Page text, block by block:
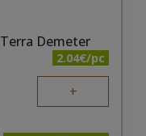
Demeter
2.04€/pc
+